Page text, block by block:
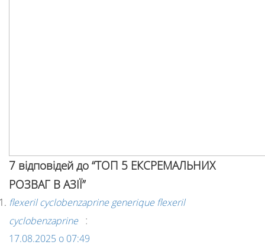
7 відповідей до “ТОП 5 ЕКСРЕМАЛЬНИХ
РОЗВАГ В АЗІЇ”
flexeril cyclobenzaprine generique flexeril
cyclobenzaprine :
17.08.2025 о 07:49